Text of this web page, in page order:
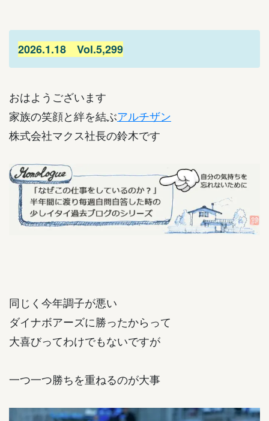
2026.1.18 Vol.5,299
おはようございます
家族の笑顔と絆を結ぶアルチザン
株式会社マクス社長の鈴木です
同じく今年調子が悪い
ダイナボアーズに勝ったからって
大喜びってわけでもないですが
一つ一つ勝ちを重ねるのが大事